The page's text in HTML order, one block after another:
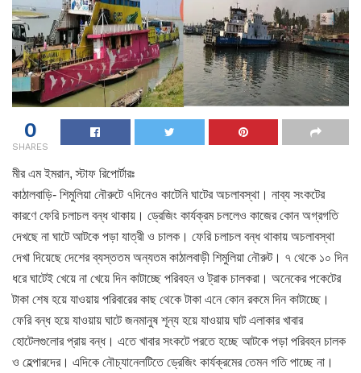
0
SHARES
মীর এম ইমরান, স্টাফ রিপোর্টারঃ
কাঠালবাড়ি- শিমুলিয়া নৌরুটে ৭দিনেও কাটেনি ঘাটের অচলাবস্থা। নাব্য সংকটের
কারণে ফেরি চলাচল বন্ধ থাকায়। ড্রেজিং কার্যক্রম চললেও কাজের কোন অগ্রগতি
দেখছে না ঘাটে আটকে পড়া যাত্রী ও চালক। ফেরি চলাচল বন্ধ থাকায় অচলাবস্থা
দেখা দিয়েছে দেশের ব্যস্ততম অন্যতম কাঠালবাড়ী শিমুলিয়া নৌরুট। ৭ থেকে ১০ দিন
ধরে ঘাটেই খেয়ে না খেয়ে দিন কাটাচ্ছে পরিবহন ও ট্রাক চালকরা। অনেকের পকেটের
টাকা শেষ হয়ে যাওয়ায় পরিবারের কাছ থেকে টাকা এনে কোন রকমে দিন কাটাচ্ছে।
ফেরি বন্ধ হয়ে যাওয়ায় ঘাটে জনমানুষ শূন্য হয়ে যাওয়ায় ঘাট এলাকার খাবার
হোটেলগুলোর প্রায় বন্ধ। এতে খাবার সংকটে পরতে হচ্ছে আটকে পড়া পরিবহন চালক
ও হেল্পারদের। এদিকে নৌচ্যানেলটিতে ড্রেজিং কার্যক্রমের তেমন গতি পাচ্ছে না।